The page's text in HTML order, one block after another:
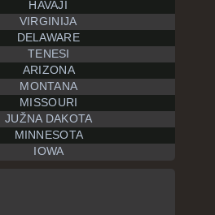
HAVAJI
VIRGINIJA
DELAWARE
TENESI
ARIZONA
MONTANA
MISSOURI
JUŽNA DAKOTA
MINNESOTA
IOWA